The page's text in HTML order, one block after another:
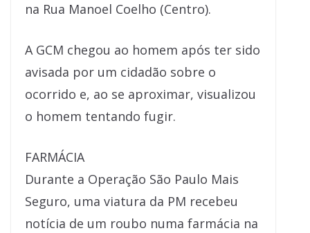
na Rua Manoel Coelho (Centro).
A GCM chegou ao homem após ter sido
avisada por um cidadão sobre o
ocorrido e, ao se aproximar, visualizou
o homem tentando fugir.
FARMÁCIA
Durante a Operação São Paulo Mais
Seguro, uma viatura da PM recebeu
notícia de um roubo numa farmácia na